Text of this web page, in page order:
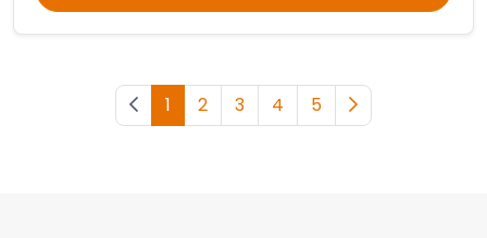
Vorige pagina
1 2 3 4 5 Volgende